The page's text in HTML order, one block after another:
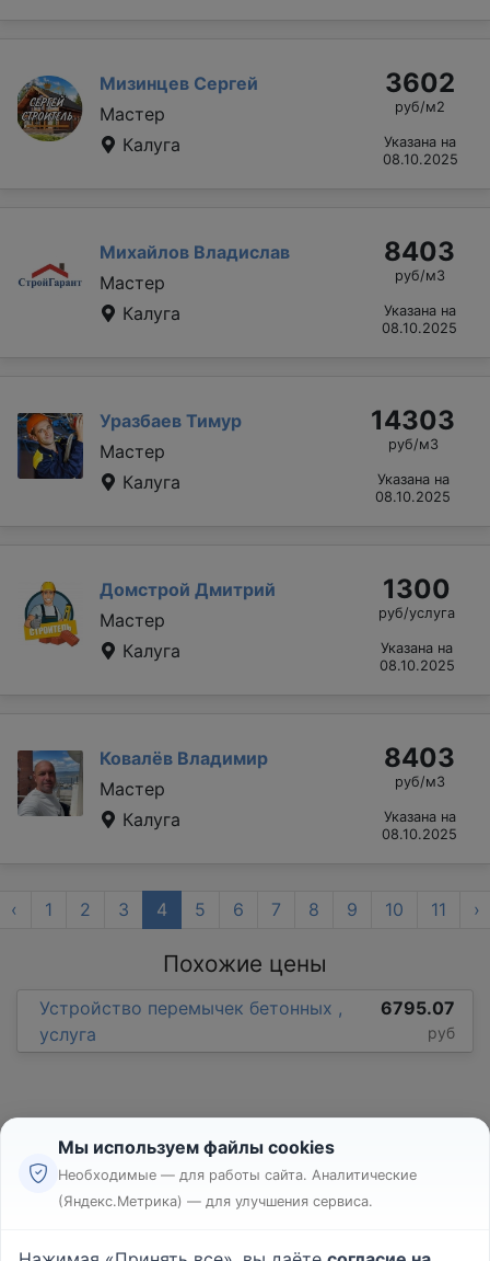
Мизинцев Сергей
Мастер
Калуга
3602
руб/м2
Указана на
08.10.2025
Михайлов Владислав
Мастер
Калуга
8403
руб/м3
Указана на
08.10.2025
Уразбаев Тимур
Мастер
Калуга
14303
руб/м3
Указана на
08.10.2025
Домстрой Дмитрий
Мастер
Калуга
1300
руб/услуга
Указана на
08.10.2025
Ковалёв Владимир
Мастер
Калуга
8403
руб/м3
Указана на
08.10.2025
‹ 1 2 3 4 5 6 7 8 9 10 11 ›
Похожие цены
Устройство перемычек бетонных ,
услуга
6795.07
руб
Реклама
Мы используем файлы cookies
Необходимые — для работы сайта. Аналитические
(Яндекс.Метрика) — для улучшения сервиса.